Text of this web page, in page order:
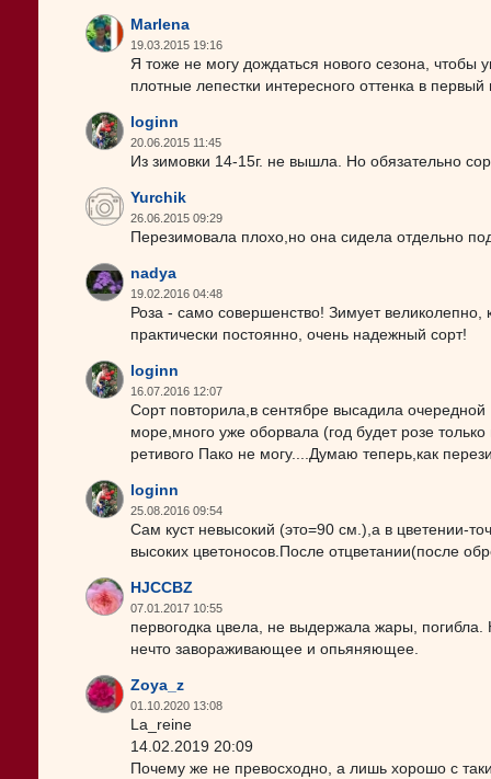
Marlena
19.03.2015 19:16
Я тоже не могу дождаться нового сезона, чтобы
плотные лепестки интересного оттенка в первый
loginn
20.06.2015 11:45
Из зимовки 14-15г. не вышла. Но обязательно
Yurchik
26.06.2015 09:29
Перезимовала плохо,но она сидела отдельно
nadya
19.02.2016 04:48
Роза - само совершенство! Зимует великолепно,
практически постоянно, очень надежный сорт!
loginn
16.07.2016 12:07
Сорт повторила,в сентябре высадила
море,много уже оборвала (год будет розе
ретивого Пако не могу....Думаю теперь,как
loginn
25.08.2016 09:54
Сам куст невысокий (это=90 см.),а в цветении-
высоких цветоносов.После отцветании(после
HJCCBZ
07.01.2017 10:55
первогодка цвела, не выдержала жары, погибла.
нечто завораживающее и опьяняющее.
Zoya_z
01.10.2020 13:08
La_reine
14.02.2019 20:09
Почему же не превосходно, а лишь хорошо с